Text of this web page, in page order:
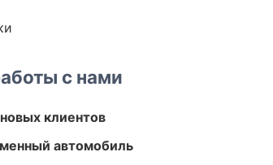
с нами
клиентов
автомобиль